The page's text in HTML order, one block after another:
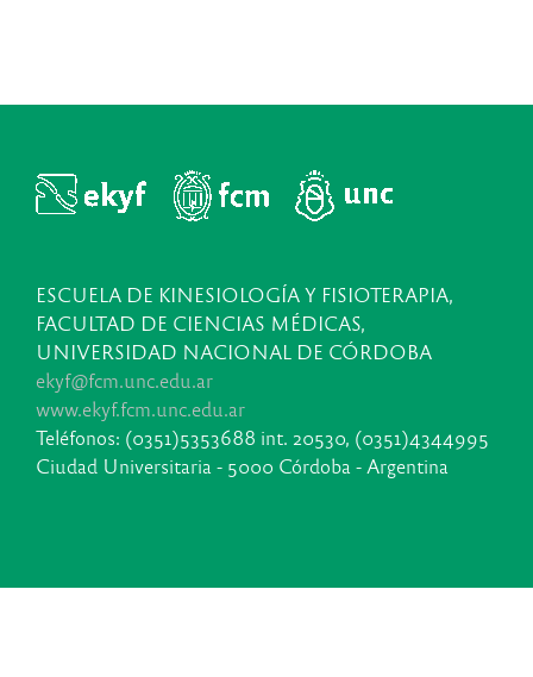
ESCUELA DE KINESIOLOGÍA Y FISIOTERAPIA,
FACULTAD DE CIENCIAS MÉDICAS,
UNIVERSIDAD NACIONAL DE CÓRDOBA
ekyf@fcm.unc.edu.ar
www.ekyf.fcm.unc.edu.ar
Teléfonos: (0351)5353688 int. 20530, (0351)4344995
Ciudad Universitaria - 5000 Córdoba - Argentina